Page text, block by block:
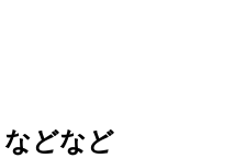
など